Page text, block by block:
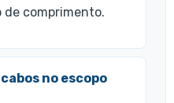
de comprimento.
no escopo